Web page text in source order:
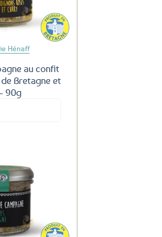
Hénaff
au confit
Bretagne et
90g